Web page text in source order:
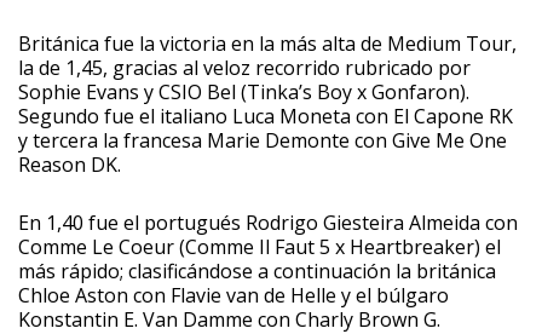
Británica fue la victoria en la más alta de Medium Tour,
la de 1,45, gracias al veloz recorrido rubricado por
Sophie Evans y CSIO Bel (Tinka’s Boy x Gonfaron).
Segundo fue el italiano Luca Moneta con El Capone RK
y tercera la francesa Marie Demonte con Give Me One
Reason DK.
En 1,40 fue el portugués Rodrigo Giesteira Almeida con
Comme Le Coeur (Comme Il Faut 5 x Heartbreaker) el
más rápido; clasificándose a continuación la británica
Chloe Aston con Flavie van de Helle y el búlgaro
Konstantin E. Van Damme con Charly Brown G.